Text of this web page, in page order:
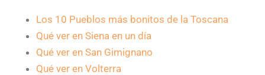
Los 10 Pueblos más bonitos de la Toscana
Qué ver en Siena en un día
Qué ver en San Gimignano
Qué ver en Volterra